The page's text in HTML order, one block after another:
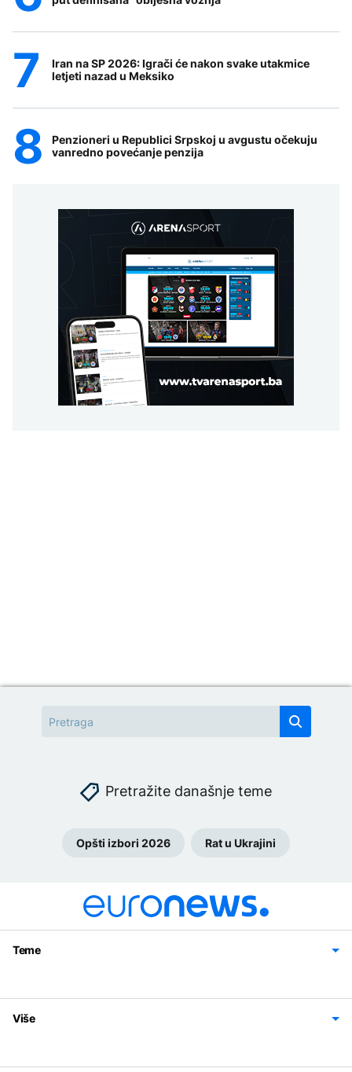
Iran na SP 2026: Igrači će nakon svake utakmice
letjeti nazad u Meksiko
Penzioneri u Republici Srpskoj u avgustu očekuju
vanredno povećanje penzija
Pretražite današnje teme
Opšti izbori 2026 Rat u Ukrajini
Teme
Svijet
Sport
Magazin
Više